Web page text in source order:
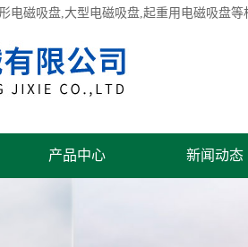
电磁吸盘,大型电磁吸盘,起重用电磁吸盘等
产品中心 新闻动态